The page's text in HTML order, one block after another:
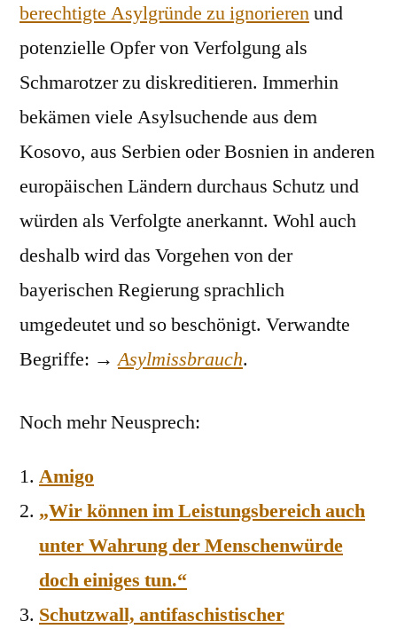
berechtigte Asylgründe zu ignorierenund
potenzielle Opfer von Verfolgung als
Schmarotzer zu diskreditieren. Immerhin
bekämen viele Asylsuchende aus dem
Kosovo, aus Serbien oder Bosnien in anderen
europäischen Ländern durchaus Schutz und
würden als Verfolgte anerkannt. Wohl auch
deshalb wird das Vorgehen von der
bayerischen Regierung sprachlich
umgedeutet und so beschönigt. Verwandte
Begriffe: →Asylmissbrauch.
Noch mehr Neusprech:
Amigo
„Wir können im Leistungsbereich auch
unter Wahrung der Menschenwürde
doch einiges tun.“
Schutzwall, antifaschistischer